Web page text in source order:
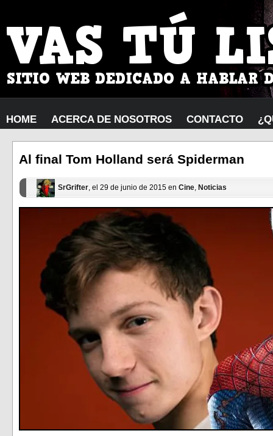
HOME ACERCA DE NOSOTROS CONTACTO
Al final Tom Holland será Spiderman
SrGrifter, el 29 de junio de 2015 en Cine, Noticias